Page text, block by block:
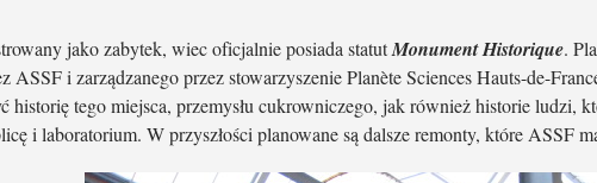
jako zabytek, wiec oficjalnie posiada statutMonument Historique.
ASSF i zarządzanego przez stowarzyszenie Planète Sciences Hauts-de-
historię tego miejsca, przemysłu cukrowniczego, jak również historie ludzi,
i laboratorium. W przyszłości planowane są dalsze remonty, które ASSF